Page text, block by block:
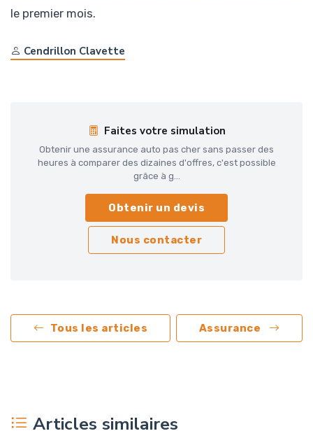
le premier mois.
Cendrillon Clavette
Faites votre simulation
Obtenir une assurance auto pas cher sans passer des
heures à comparer des dizaines d'offres, c'est possible
grâce à g...
Obtenir un devis
Nous contacter
Tous les articles Assurance
Articles similaires